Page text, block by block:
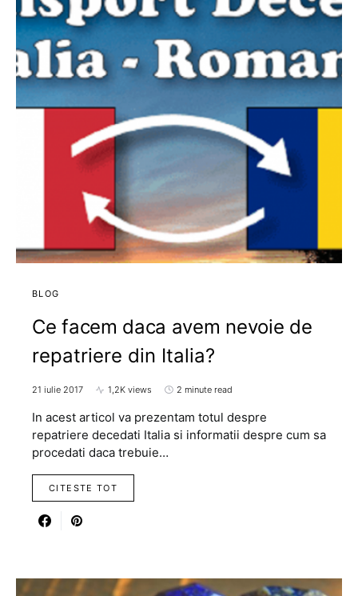
BLOG
Ce facem daca avem nevoie de
repatriere din Italia?
21 iulie 2017 1,2K views 2 minute read
In acest articol va prezentam totul despre
repatriere decedati Italia si informatii despre cum sa
procedati daca trebuie…
CITESTE TOT